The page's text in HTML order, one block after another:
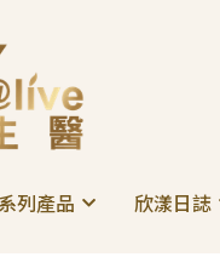
列產品 欣漾日誌
列產品 欣漾日誌